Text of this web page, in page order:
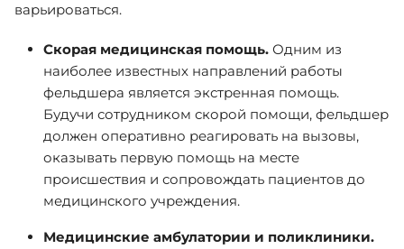
варьироваться.
Скорая медицинская помощь. Одним из
наиболее известных направлений работы
фельдшера является экстренная помощь.
Будучи сотрудником скорой помощи, фельдшер
должен оперативно реагировать на вызовы,
оказывать первую помощь на месте
происшествия и сопровождать пациентов до
медицинского учреждения.
Медицинские амбулатории и поликлиники.